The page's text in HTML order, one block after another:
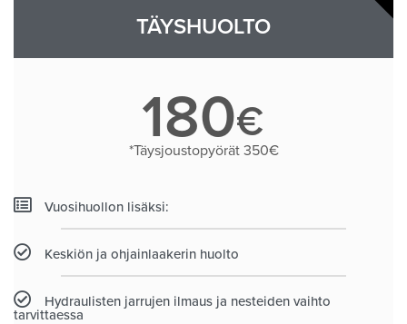
TÄYSHUOLTO
180€
*Täysjoustopyörät 350€
Vuosihuollon lisäksi:
Keskiön ja ohjainlaakerin huolto
Hydraulisten jarrujen ilmaus ja nesteiden vaihto
tarvittaessa